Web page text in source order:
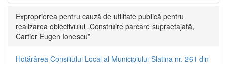
Exproprierea pentru cauză de utilitate publică pentru
realizarea obiectivului „Construire parcare supraetajată,
Cartier Eugen Ionescu”
Hotărârea Consiliului Local al Municipiului Slatina nr. 261 din